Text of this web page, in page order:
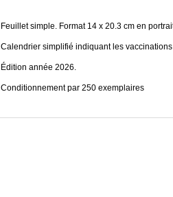
Feuillet simple. Format 14 x 20.3 cm en
Calendrier simplifié indiquant les
Édition année 2026.
Conditionnement par 250 exemplaires